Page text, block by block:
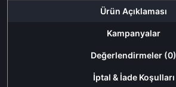
Ürün Açıklaması
Kampanyalar
Değerlendirmeler (0)
İptal & İade Koşulları